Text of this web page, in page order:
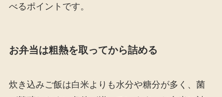
べるポイントです。
お弁当は粗熱を取ってから詰める
炊き込みご飯は白米よりも水分や糖分が多く、菌